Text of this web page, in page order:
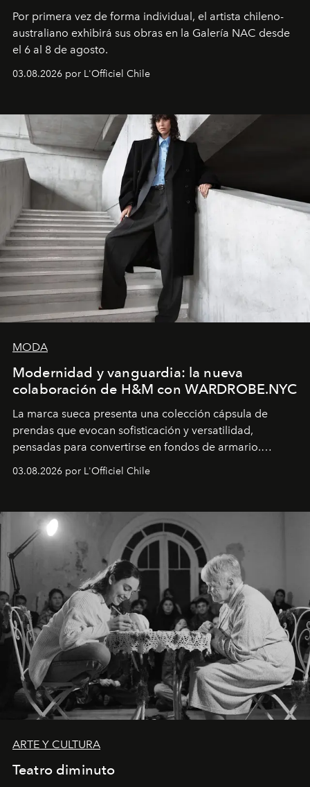
Por primera vez de forma individual, el artista chileno-
australiano exhibirá sus obras en la Galería NAC desde
el 6 al 8 de agosto.
03.08.2026 por L'Officiel Chile
MODA
Modernidad y vanguardia: la nueva
colaboración de H&M con WARDROBE.NYC
La marca sueca presenta una colección cápsula de
prendas que evocan sofisticación y versatilidad,
pensadas para convertirse en fondos de armario.
Disponible en Chile desde el 6 de agosto.
03.08.2026 por L'Officiel Chile
ARTE Y CULTURA
Teatro diminuto